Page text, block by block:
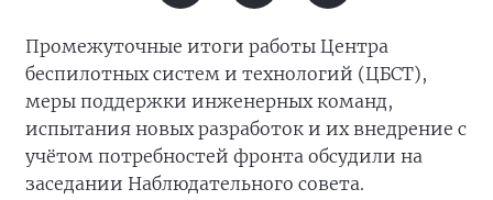
Промежуточные итоги работы Центра
беспилотных систем и технологий (ЦБСТ),
меры поддержки инженерных команд,
испытания новых разработок и их внедрение с
учётом потребностей фронта обсудили на
заседании Наблюдательного совета.